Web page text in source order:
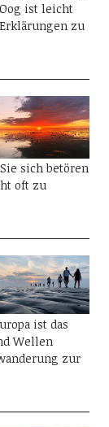
ist leicht
zu
sich betören
oft zu
ist das
Wellen
zur